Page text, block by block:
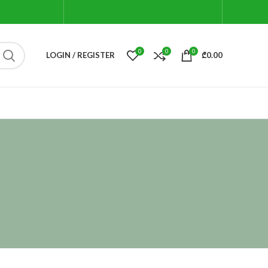
LOGIN / REGISTER 0 0 0 ₾0.00